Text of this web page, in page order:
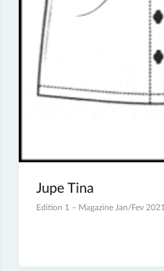
Jupe Tina
5
Edition 1 – Magazine Jan/Fev 2021